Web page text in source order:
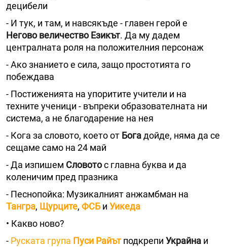
децибели
- И тук, и там, и навсякъде - главен герой е
Негово величество Езикът. Да му дадем
централната роля на положителния персонаж
- Ако знанието е сила, защо простотията го
побеждава
- Постиженията на упоритите учители и на
техните ученици - въпреки образователната ни
система, а не благодарение на нея
- Кога за словото, което от Богадойде, няма да се
сещаме само на 24 май
- Да изпишем Словотос главна буква и да
коленичим пред празника
- Песнопойка: Музикалният анжамбман на
Тангра, Щурците, ФСБи Уикеда
• Какво ново?
- Руската група Пуси Райът подкрепи Украйна и